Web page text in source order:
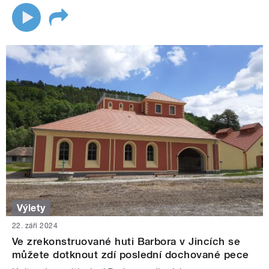
Výlety
22. září 2024
Ve zrekonstruované huti Barbora v Jincích se
můžete dotknout zdí poslední dochované pece